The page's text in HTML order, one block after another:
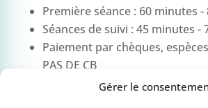
Gérer le
Première séance : 60 minutes -
Séances de suivi : 45 minutes -
Paiement par chèques,
PAS DE CB